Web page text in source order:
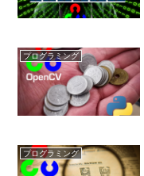
プログラミング
プログラミング